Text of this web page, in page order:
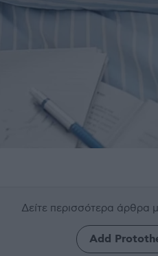
Δείτε περισσότερα άρθρα
Add